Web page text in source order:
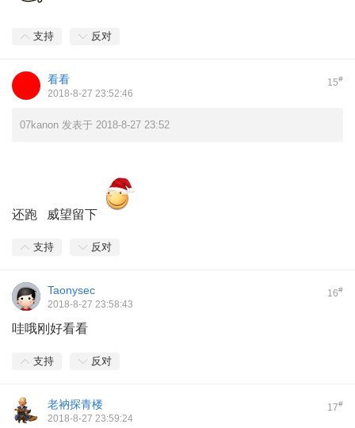
支持 反对
15#
看看
2018-8-27 23:52:46
07kanon 发表于 2018-8-27 23:52
还跑 威望留下
支持 反对
16#
Taonysec
2018-8-27 23:58:43
哇哦刚好看看
支持 反对
17#
老衲探青楼
2018-8-27 23:59:24